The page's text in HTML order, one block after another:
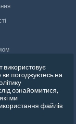
погоджуєтесь на
ознайомитися,
ми
файлів